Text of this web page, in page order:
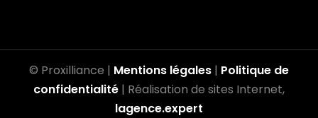
© Proxilliance | Mentions légales | Politique de
confidentialité | Réalisation de sites Internet,
lagence.expert